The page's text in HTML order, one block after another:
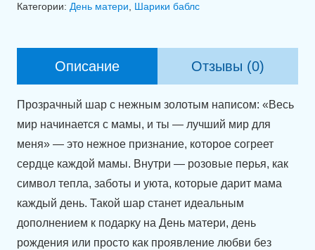
начинается
Категории: День матери, Шарики баблс
Описание Отзывы (0)
Прозрачный шар с нежным золотым написом: «Весь
мир начинается с мамы, и ты — лучший мир для
меня» — это нежное признание, которое согреет
сердце каждой мамы. Внутри — розовые перья, как
символ тепла, заботы и уюта, которые дарит мама
каждый день. Такой шар станет идеальным
дополнением к подарку на День матери, день
рождения или просто как проявление любви без